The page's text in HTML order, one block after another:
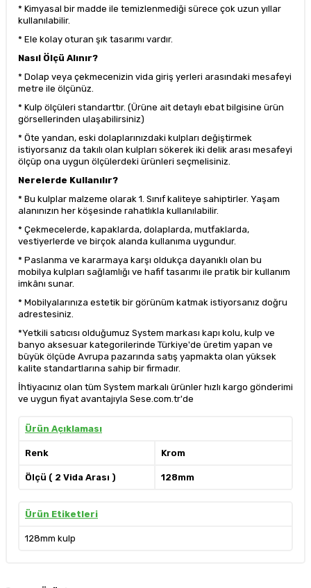
* Kimyasal bir madde ile temizlenmediği sürece çok uzun yıllar
kullanılabilir.
* Ele kolay oturan şık tasarımı vardır.
Nasıl Ölçü Alınır?
* Dolap veya çekmecenizin vida giriş yerleri arasındaki mesafeyi
metre ile ölçünüz.
* Kulp ölçüleri standarttır. (Ürüne ait detaylı ebat bilgisine ürün
görsellerinden ulaşabilirsiniz)
* Öte yandan, eski dolaplarınızdaki kulpları değiştirmek
istiyorsanız da takılı olan kulpları sökerek iki delik arası mesafeyi
ölçüp ona uygun ölçülerdeki ürünleri seçmelisiniz.
Nerelerde Kullanılır?
* Bu kulplar malzeme olarak 1. Sınıf kaliteye sahiptirler. Yaşam
alanınızın her köşesinde rahatlıkla kullanılabilir.
* Çekmecelerde, kapaklarda, dolaplarda, mutfaklarda,
vestiyerlerde ve birçok alanda kullanıma uygundur.
* Paslanma ve kararmaya karşı oldukça dayanıklı olan bu
mobilya kulpları sağlamlığı ve hafif tasarımı ile pratik bir kullanım
imkânı sunar.
* Mobilyalarınıza estetik bir görünüm katmak istiyorsanız doğru
adrestesiniz.
*Yetkili satıcısı olduğumuz System markası kapı kolu, kulp ve
banyo aksesuar kategorilerinde Türkiye'de üretim yapan ve
büyük ölçüde Avrupa pazarında satış yapmakta olan yüksek
kalite standartlarına sahip bir firmadır.
İhtiyacınız olan tüm System markalı ürünler hızlı kargo gönderimi
ve uygun fiyat avantajıyla Sese.com.tr'de
Ürün Açıklaması
Renk Krom
Ölçü ( 2 Vida Arası ) 128mm
Ürün Etiketleri
128mm kulp